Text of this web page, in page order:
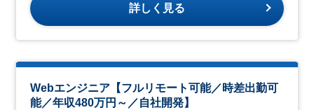
詳しく見る
Webエンジニア【フルリモート可能／時差出勤可
能／年収480万円～／自社開発】